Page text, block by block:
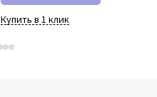
Купить в 1 клик